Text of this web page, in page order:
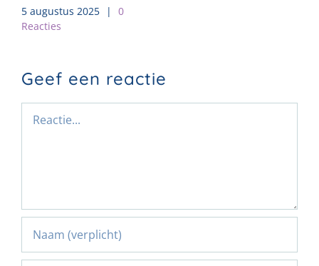
5 augustus 2025 |
0
Reacties
Geef een reactie
Reactie